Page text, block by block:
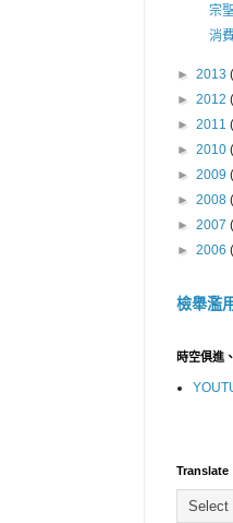
宗
消
► 2013
► 2012
► 2011
► 2010
► 2009
► 2008
► 2007
► 2006
檢舉濫
時空俱進
Translate